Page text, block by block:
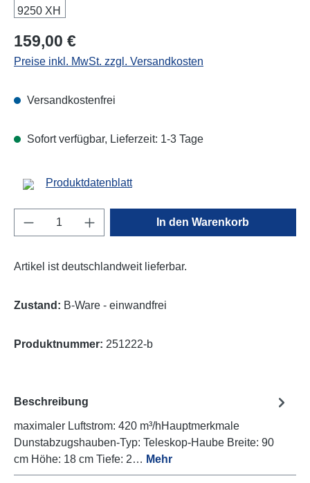
Regulärer Preis:
159,00 €
Preise inkl. MwSt. zzgl. Versandkosten
Versandkostenfrei
Sofort verfügbar, Lieferzeit: 1-3 Tage
Produktdatenblatt
Produkt Anzahl: Gib den gewünschten
In den Warenkorb
Artikel ist deutschlandweit lieferbar.
Zustand: B-Ware - einwandfrei
Produktnummer: 251222-b
Beschreibung
maximaler Luftstrom: 420 m³/hHauptmerkmale
Dunstabzugshauben-Typ: Teleskop-Haube Breite: 90
cm Höhe: 18 cm Tiefe: 2… Mehr